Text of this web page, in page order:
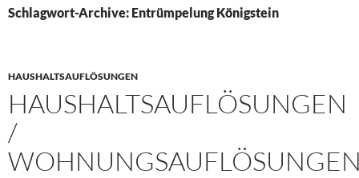
Schlagwort-Archive: Entrümpelung Königstein
HAUSHALTSAUFLÖSUNGEN
HAUSHALTSAUFLÖSUNGEN
/